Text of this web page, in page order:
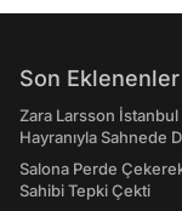
Son Eklenenler
Zara Larsson
Hayranıyla Sahnede
Salona Perde
Sahibi Tepki Çekti